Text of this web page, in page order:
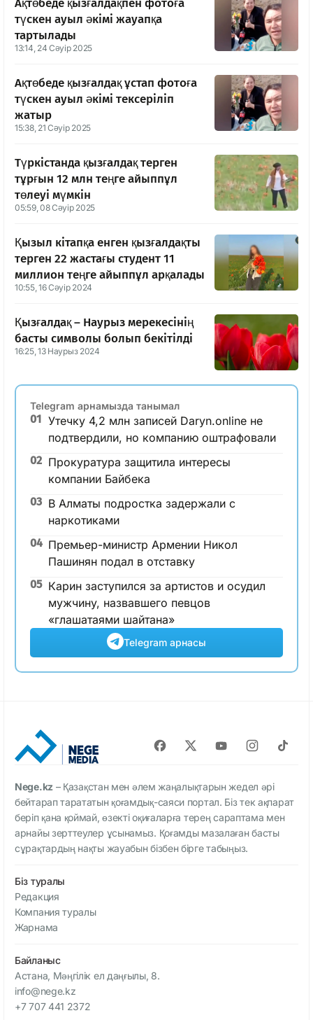
Ақтөбеде қызғалдақпен фотоға
түскен ауыл әкімі жауапқа
тартылады
13:14, 24 Сәуір 2025
Ақтөбеде қызғалдақ ұстап фотоға
түскен ауыл әкімі тексеріліп
жатыр
15:38, 21 Сәуір 2025
Түркістанда қызғалдақ терген
тұрғын 12 млн теңге айыппұл
төлеуі мүмкін
05:59, 08 Сәуір 2025
Қызыл кітапқа енген қызғалдақты
терген 22 жастағы студент 11
миллион теңге айыппұл арқалады
10:55, 16 Сәуір 2024
Қызғалдақ – Наурыз мерекесінің
басты символы болып бекітілді
16:25, 13 Наурыз 2024
Telegram арнамызда танымал
01 Утечку 4,2 млн записей Daryn.online не
подтвердили, но компанию оштрафовали
02 Прокуратура защитила интересы
компании Байбека
03 В Алматы подростка задержали с
наркотиками
04 Премьер-министр Армении Никол
Пашинян подал в отставку
05 Карин заступился за артистов и осудил
мужчину, назвавшего певцов
«глашатаями шайтана»
Telegram арнасы
Nege.kz – Қазақстан мен әлем жаңалықтарын жедел әрі
бейтарап тарататын қоғамдық-саяси портал. Біз тек ақпарат
беріп қана қоймай, өзекті оқиғаларға терең сараптама мен
арнайы зерттеулер ұсынамыз. Қоғамды мазалаған басты
сұрақтардың нақты жауабын бізбен бірге табыңыз.
Біз туралы
Редакция
Компания туралы
Жарнама
Байланыс
Астана, Мәңгілік ел даңғылы, 8.
info@nege.kz
+7 707 441 2372